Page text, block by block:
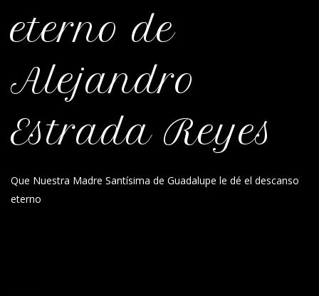
eterno de
Alejandro
Estrada Reyes
Que Nuestra Madre Santísima de Guadalupe le dé el descanso
eterno